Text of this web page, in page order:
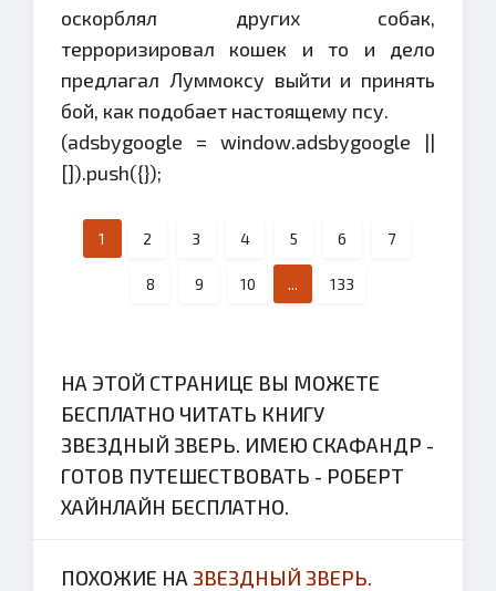
оскорблял других собак,
терроризировал кошек и то и дело
предлагал Луммоксу выйти и принять
бой, как подобает настоящему псу.
(adsbygoogle = window.adsbygoogle ||
[]).push({});
1 2 3 4 5 6 7
8 9 10 ... 133
НА ЭТОЙ СТРАНИЦЕ ВЫ МОЖЕТЕ
БЕСПЛАТНО ЧИТАТЬ КНИГУ
ЗВЕЗДНЫЙ ЗВЕРЬ. ИМЕЮ СКАФАНДР -
ГОТОВ ПУТЕШЕСТВОВАТЬ - РОБЕРТ
ХАЙНЛАЙН БЕСПЛАТНО.
ПОХОЖИЕ НА ЗВЕЗДНЫЙ ЗВЕРЬ.